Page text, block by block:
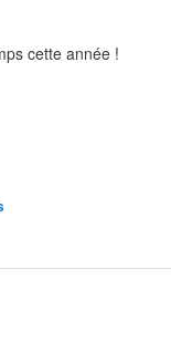
cette année !